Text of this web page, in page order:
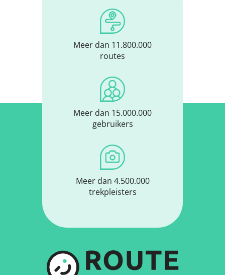
Meer dan 11.800.000
routes
Meer dan 15.000.000
gebruikers
Meer dan 4.500.000
trekpleisters